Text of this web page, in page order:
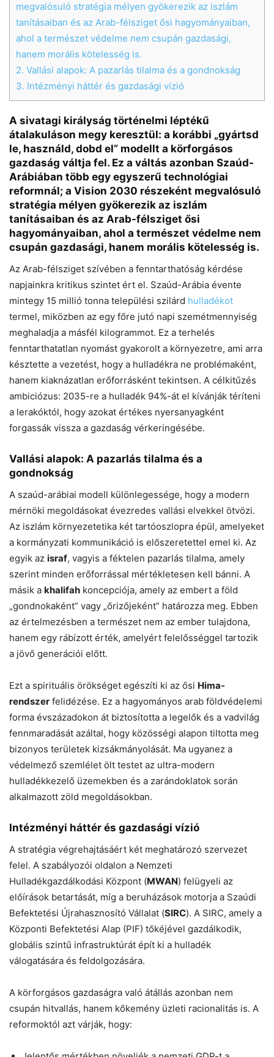
megvalósuló stratégia mélyen gyökerezik az iszlám
tanításaiban és az Arab-félsziget ősi hagyományaiban,
ahol a természet védelme nem csupán gazdasági,
hanem morális kötelesség is.
2. Vallási alapok: A pazarlás tilalma és a gondnokság
3. Intézményi háttér és gazdasági vízió
A sivatagi királyság történelmi léptékű
átalakuláson megy keresztül: a korábbi „gyártsd
le, használd, dobd el” modellt a körforgásos
gazdaság váltja fel. Ez a váltás azonban Szaúd-
Arábiában több egy egyszerű technológiai
reformnál; a Vision 2030 részeként megvalósuló
stratégia mélyen gyökerezik az iszlám
tanításaiban és az Arab-félsziget ősi
hagyományaiban, ahol a természet védelme nem
csupán gazdasági, hanem morális kötelesség is.
Az Arab-félsziget szívében a fenntarthatóság kérdése
napjainkra kritikus szintet ért el. Szaúd-Arábia évente
mintegy 15 millió tonna települési szilárd hulladékot
termel, miközben az egy főre jutó napi szemétmennyiség
meghaladja a másfél kilogrammot. Ez a terhelés
fenntarthatatlan nyomást gyakorolt a környezetre, ami arra
késztette a vezetést, hogy a hulladékra ne problémaként,
hanem kiaknázatlan erőforrásként tekintsen. A célkitűzés
ambiciózus: 2035-re a hulladék 94%-át el kívánják téríteni
a lerakóktól, hogy azokat értékes nyersanyagként
forgassák vissza a gazdaság vérkeringésébe.
Vallási alapok: A pazarlás tilalma és a
gondnokság
A szaúd-arábiai modell különlegessége, hogy a modern
mérnöki megoldásokat évezredes vallási elvekkel ötvözi.
Az iszlám környezetetika két tartóoszlopra épül, amelyeket
a kormányzati kommunikáció is előszeretettel emel ki. Az
egyik az israf, vagyis a féktelen pazarlás tilalma, amely
szerint minden erőforrással mértékletesen kell bánni. A
másik a khalifah koncepciója, amely az embert a föld
„gondnokaként” vagy „őrizőjeként” határozza meg. Ebben
az értelmezésben a természet nem az ember tulajdona,
hanem egy rábízott érték, amelyért felelősséggel tartozik
a jövő generációi előtt.
Ezt a spirituális örökséget egészíti ki az ősi Hima-
rendszer felidézése. Ez a hagyományos arab földvédelemi
forma évszázadokon át biztosította a legelők és a vadvilág
fennmaradását azáltal, hogy közösségi alapon tiltotta meg
bizonyos területek kizsákmányolását. Ma ugyanez a
védelmező szemlélet ölt testet az ultra-modern
hulladékkezelő üzemekben és a zarándoklatok során
alkalmazott zöld megoldásokban.
Intézményi háttér és gazdasági vízió
A stratégia végrehajtásáért két meghatározó szervezet
felel. A szabályozói oldalon a Nemzeti
Hulladékgazdálkodási Központ (MWAN) felügyeli az
előírások betartását, míg a beruházások motorja a Szaúdi
Befektetési Újrahasznosító Vállalat (SIRC). A SIRC, amely a
Központi Befektetési Alap (PIF) tőkéjével gazdálkodik,
globális szintű infrastruktúrát épít ki a hulladék
válogatására és feldolgozására.
A körforgásos gazdaságra való átállás azonban nem
csupán hitvallás, hanem kőkemény üzleti racionalitás is. A
reformoktól azt várják, hogy:
Chat Mr wAIste
Helló! Miben segíthetek ma?